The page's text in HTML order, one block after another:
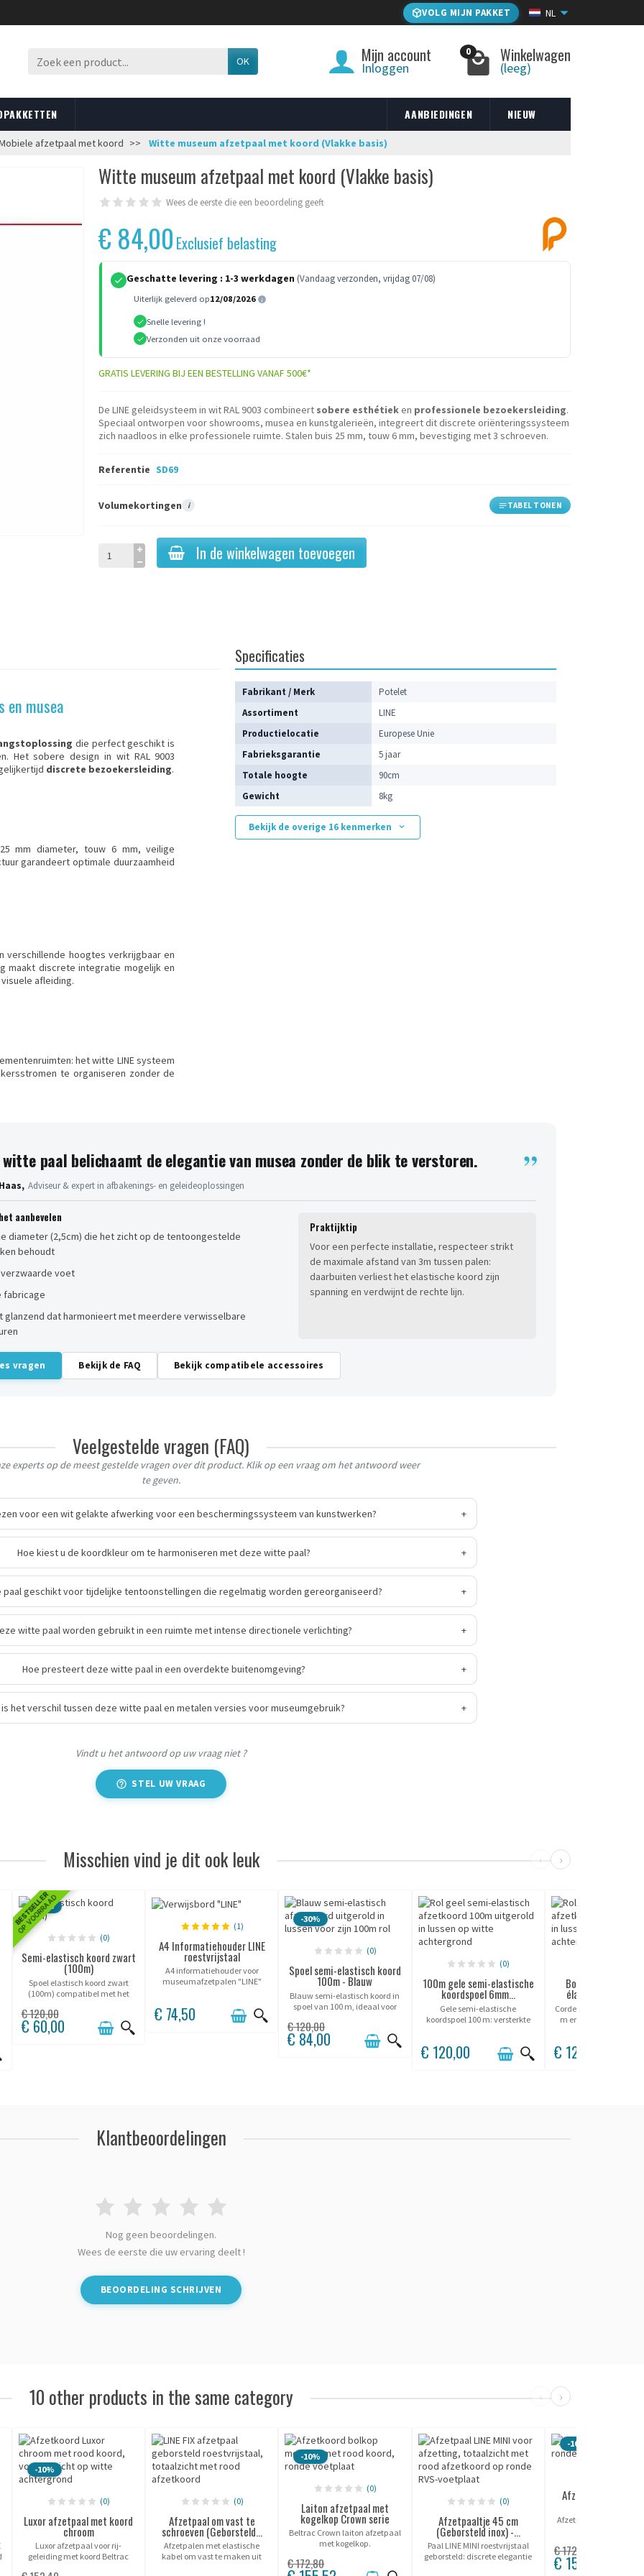
VOLG MIJN PAKKET NL
OK Mijn account
Inloggen
0 Winkelwagen
(leeg)
AANBIEDINGEN NIEUW
afzetpaal met koord Witte museum afzetpaal met koord (Vlakke basis)
Witte museum afzetpaal met koord (Vlakke basis)
Wees de eerste die een beoordeling geeft
€ 84,00 Exclusief belasting
Geschatte levering : 1-3 werkdagen (Vandaag verzonden, vrijdag 07/08)
Uiterlijk geleverd op12/08/2026
Snelle levering !
Verzonden uit onze voorraad
GRATIS LEVERING BIJ EEN BESTELLING VANAF 500€*
De LINE geleidsysteem in wit RAL 9003 combineert sobere esthétieken professionele bezoekersleiding.
Speciaal ontworpen voor showrooms, musea en kunstgalerieën, integreert dit discrete oriënteringssysteem
zich naadloos in elke professionele ruimte. Stalen buis 25 mm, touw 6 mm, bevestiging met 3 schroeven.
Referentie SD69
Volumekortingen i TABEL TONEN
In de winkelwagen toevoegen
en musea
die perfect geschikt is
Het sobere design in wit RAL 9003
discrete bezoekersleiding.
mm diameter, touw 6 mm, veilige
garandeert optimale duurzaamheid
verschillende hoogtes verkrijgbaar en
maakt discrete integratie mogelijk en
afleiding.
het witte LINE systeem
te organiseren zonder de
Specificaties
Fabrikant / Merk
Potelet
Assortiment
LINE
Productielocatie
Europese Unie
Fabrieksgarantie
5 jaar
Totale hoogte
90cm
Gewicht
8kg
Bekijk de overige 16 kenmerken
witte paal belichaamt de elegantie van musea zonder de blik te verstoren.
Adviseur & expert in afbakenings- en geleideoplossingen
aanbevelen
diameter (2,5cm) die het zicht op de tentoongestelde
behoudt
voet
fabricage
glanzend dat harmonieert met meerdere verwisselbare
Praktijktip
Voor een perfecte installatie, respecteer strikt
de maximale afstand van 3m tussen palen:
daarbuiten verliest het elastische koord zijn
spanning en verdwijnt de rechte lijn.
vragen Bekijk de FAQ Bekijk compatibele accessoires
Veelgestelde vragen (FAQ)
experts op de meest gestelde vragen over dit product. Klik op een vraag om het antwoord weer
te geven.
voor een wit gelakte afwerking voor een beschermingssysteem van kunstwerken? +
Hoe kiest u de koordkleur om te harmoniseren met deze witte paal? +
paal geschikt voor tijdelijke tentoonstellingen die regelmatig worden gereorganiseerd? +
witte paal worden gebruikt in een ruimte met intense directionele verlichting? +
Hoe presteert deze witte paal in een overdekte buitenomgeving? +
is het verschil tussen deze witte paal en metalen versies voor museumgebruik? +
Vindt u het antwoord op uw vraag niet ?
STEL UW VRAAG
Misschien vind je dit ook leuk ‹ ›
BESTSELLER
OP VOORRAAD
-50%
(0)
Semi-elastisch koord zwart
(100m)
Spoel elastisch koord zwart
(100m) compatibel met het
€ 120,00
€ 60,00
(1)
A4 Informatiehouder LINE
roestvrijstaal
A4 informatiehouder voor
museumafzetpalen "LINE"
€ 74,50
-30%
(0)
Spoel semi-elastisch koord
100m - Blauw
Blauw semi-elastisch koord in
spoel van 100 m, ideaal voor
bestendig, flexibel en perfect
aangepast aan zones met veel
€ 120,00
€ 84,00
(0)
100m gele semi-elastische
koordspoel 6mm...
Gele semi-elastische
koordspoel 100 m: versterkte
beveiliging van ruimtes.
€ 120,00
Bobine de corde
élastique verte
Corde semi-élastique
m en bobine, idéale
€ 120,00
Klantbeoordelingen
Nog geen beoordelingen.
Wees de eerste die uw ervaring deelt !
BEOORDELING SCHRIJVEN
10 other products in the same category ‹ ›
-10%
(0)
Luxor afzetpaal met koord
chroom
Luxor afzetpaal voor rij-
geleiding met koord Beltrac
(0)
Afzetpaal om vast te
schroeven (Geborsteld...
Afzetpalen met elastische
kabel om vast te maken uit
-10%
(0)
Laiton afzetpaal met
kogelkop Crown serie
Beltrac Crown laiton afzetpaal
met kogelkop.
€ 172,80
(0)
Afzetpaaltje 45 cm
(Geborsteld inox) -...
Paal LINE MINI roestvrijstaal
geborsteld: discrete elegantie
-10%
Afzetpaal met
Afzetpaal met koord
€ 172,80
€ 155,52